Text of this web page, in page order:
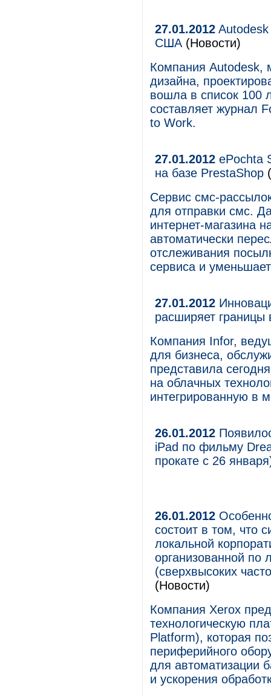
27.01.2012
США (Новости)
Компания Autodesk,
дизайна,
вошла в список 100
составляет журнал
to Work.
27.01.2012 ePochta
на базе PrestaShop
Сервис смс-
для отправки смс.
интернет-магазина
автоматически
отслеживания
сервиса и
27.01.2012
расширяет границы
Компания Infor,
для бизнеса,
представила
на облачных
интегрированную в
26.01.2012
iPad по фильму
прокате с 26
26.01.2012
состоит в том, что
локальной
организованной по
(сверхвысоких
(Новости)
Компания Xerox
технологическую
Platform), которая
периферийного
для автоматизации
и ускорения